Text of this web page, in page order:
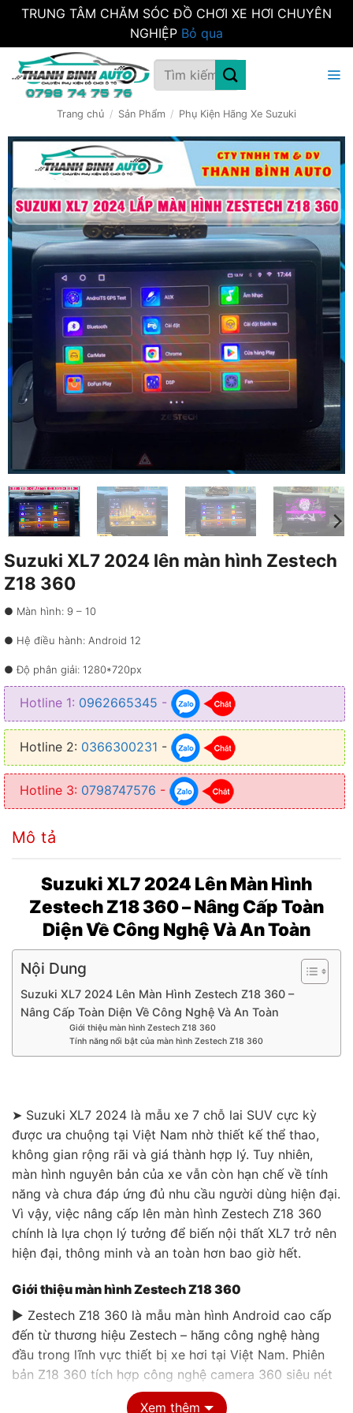
TRUNG TÂM CHĂM SÓC ĐỒ CHƠI XE HƠI CHUYÊN
NGHIỆP Bỏ qua
qua
Tìm
kiếm:
Trang chủ / Sản Phẩm / Phụ Kiện Hãng Xe Suzuki
Suzuki XL7 2024 lên màn hình Zestech
Z18 360
● Màn hình: 9 – 10
● Hệ điều hành: Android 12
● Độ phân giải: 1280*720px
● Bộ xử lý: UIS7862S Octa-core 2*A75 + 6*A55
● Bộ nhớ: RAM 4GB – ROM 32GB
● Hỗ trợ: Android Auto, Carplay
● Kết nối: Wifi, Bluetooth, Sim 4G
Hotline 1: 0962665345 -
Hotline 2: 0366300231 -
Hotline 3: 0798747576 -
Mô tả
Suzuki XL7 2024 Lên Màn Hình
Zestech Z18 360 – Nâng Cấp Toàn
Diện Về Công Nghệ Và An Toàn
Nội Dung
Suzuki XL7 2024 Lên Màn Hình Zestech Z18 360 –
Nâng Cấp Toàn Diện Về Công Nghệ Và An Toàn
Giới thiệu màn hình Zestech Z18 360
Tính năng nổi bật của màn hình Zestech Z18 360
➤ Suzuki XL7 2024 là mẫu xe 7 chỗ lai SUV cực kỳ
được ưa chuộng tại Việt Nam nhờ thiết kế thể thao,
không gian rộng rãi và giá thành hợp lý. Tuy nhiên,
màn hình nguyên bản của xe vẫn còn hạn chế về tính
năng và chưa đáp ứng đủ nhu cầu người dùng hiện đại.
Vì vậy, việc nâng cấp lên màn hình Zestech Z18 360
chính là lựa chọn lý tưởng để biến nội thất XL7 trở nên
hiện đại, thông minh và an toàn hơn bao giờ hết.
Giới thiệu màn hình Zestech Z18 360
▶ Zestech Z18 360 là mẫu màn hình Android cao cấp
đến từ thương hiệu Zestech – hãng công nghệ hàng
đầu trong lĩnh vực thiết bị xe hơi tại Việt Nam. Phiên
bản Z18 360 tích hợp công nghệ camera 360 siêu nét
cùng loạt tính năng thông minh, đảm bảo mang lại trải
Xem thêm